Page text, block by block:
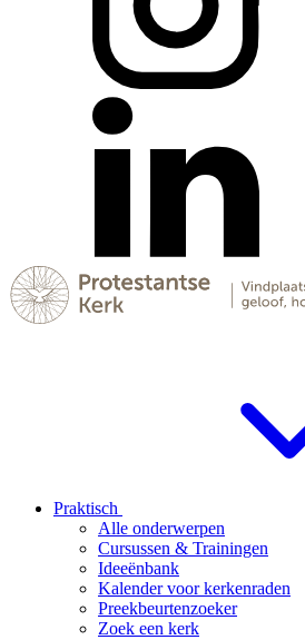
Praktisch
Alle onderwerpen
Cursussen & Trainingen
Ideeënbank
Kalender voor kerkenraden
Preekbeurtenzoeker
Zoek een kerk